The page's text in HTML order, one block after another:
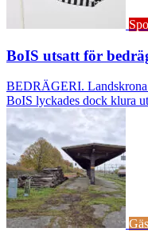
BoIS utsatt för
BEDRÄGERI. Landskrona
BoIS lyckades dock klura